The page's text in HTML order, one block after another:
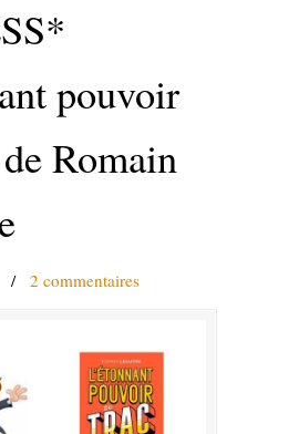
pouvoir
Romain
/ 2 commentaires